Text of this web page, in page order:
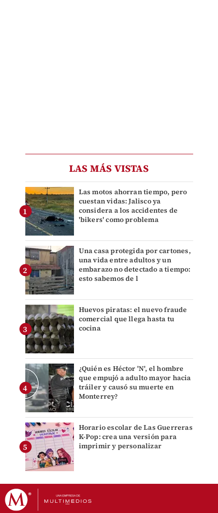
LAS MÁS VISTAS
Las motos ahorran tiempo, pero
cuestan vidas: Jalisco ya
considera a los accidentes de
'bikers' como problema
Una casa protegida por cartones,
una vida entre adultos y un
embarazo no detectado a tiempo:
esto sabemos de l
Huevos piratas: el nuevo fraude
comercial que llega hasta tu
cocina
¿Quién es Héctor 'N', el hombre
que empujó a adulto mayor hacia
tráiler y causó su muerte en
Monterrey?
Horario escolar de Las Guerreras
K-Pop: crea una versión para
imprimir y personalizar